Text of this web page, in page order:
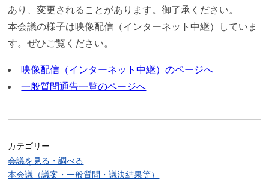
あり、変更されることがあります。御了承ください。
本会議の様子は映像配信（インターネット中継）していま
す。ぜひご覧ください。
映像配信（インターネット中継）のページへ
一般質問通告一覧のページへ
カテゴリー
会議を見る・調べる
本会議（議案・一般質問・議決結果等）